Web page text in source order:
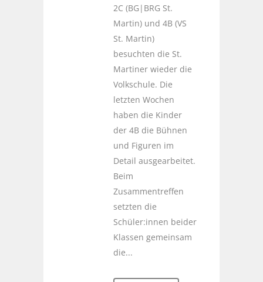
2C (BG|BRG St.
Martin) und 4B (VS
St. Martin)
besuchten die St.
Martiner wieder die
Volkschule. Die
letzten Wochen
haben die Kinder
der 4B die Bühnen
und Figuren im
Detail ausgearbeitet.
Beim
Zusammentreffen
setzten die
Schüler:innen beider
Klassen gemeinsam
die...